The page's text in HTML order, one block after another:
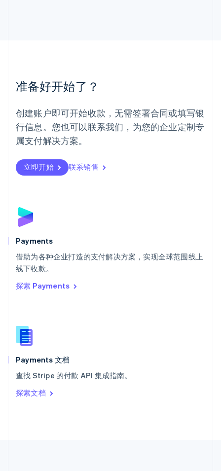
准备好开始了？
创建账户即可开始收款，无需签署合同或填写银
行信息。您也可以联系我们，为您的企业定制专
属支付解决方案。
立即开始 联系销售
Payments
借助为各种企业打造的支付解决方案，实现全球范围线上
线下收款。
探索 Payments
Payments 文档
查找 Stripe 的付款 API 集成指南。
探索文档
挪威
葡萄牙
Português English
日本
日本語English
瑞典
瑞士
DeutschFrançais
English
斯洛文尼亚
泰国
ไทยEnglish
希腊
English
西班牙
新西兰
English
匈牙利
English
ItalianoEnglish
印度
English